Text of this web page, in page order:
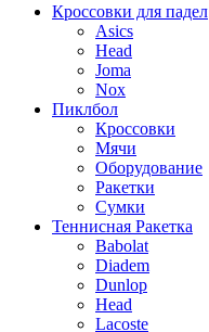
Кроссовки для падел
Asics
Head
Joma
Nox
Пиклбол
Кроссовки
Мячи
Оборудование
Ракетки
Сумки
Теннисная Ракетка
Babolat
Diadem
Dunlop
Head
Lacoste